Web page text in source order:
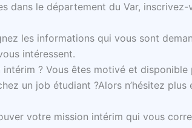
dans le département du Var,
les informations qui vous sont
intéressent.
intérim ? Vous êtes motivé et
un job étudiant ?Alors n’hésitez
votre mission intérim qui vous